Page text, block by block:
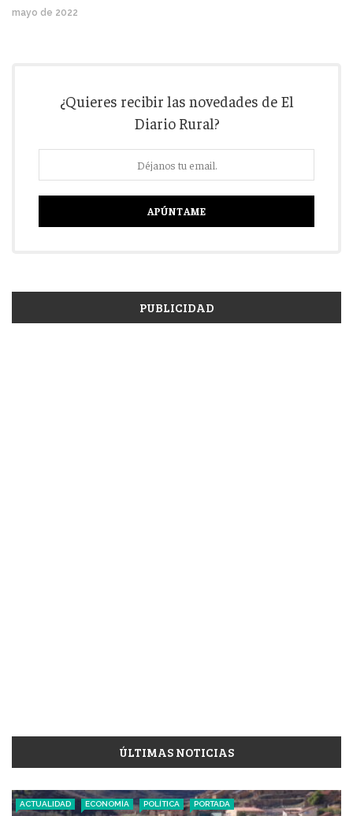
mayo de 2022
¿Quieres recibir las novedades de El
Diario Rural?
PUBLICIDAD
ÚLTIMAS NOTICIAS
ACTUALIDAD ECONOMÍA POLÍTICA PORTADA